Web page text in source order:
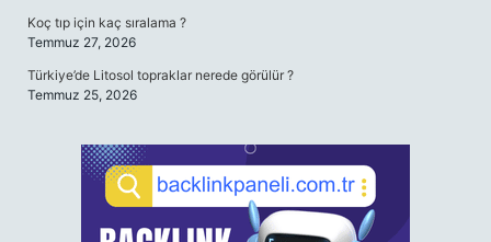
Koç tıp için kaç sıralama ?
Temmuz 27, 2026
Türkiye’de Litosol topraklar nerede görülür ?
Temmuz 25, 2026